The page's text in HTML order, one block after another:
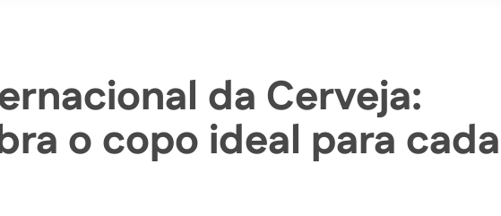
da Cerveja:
o copo ideal para cada